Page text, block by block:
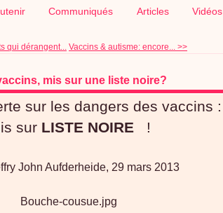
Communiqués Articles Vidéos
qui dérangent... Vaccins & autisme: encore... >>
mis sur une liste noire?
sur les dangers des vaccins :
LISTE NOIRE !
John Aufderheide, 29 mars 2013